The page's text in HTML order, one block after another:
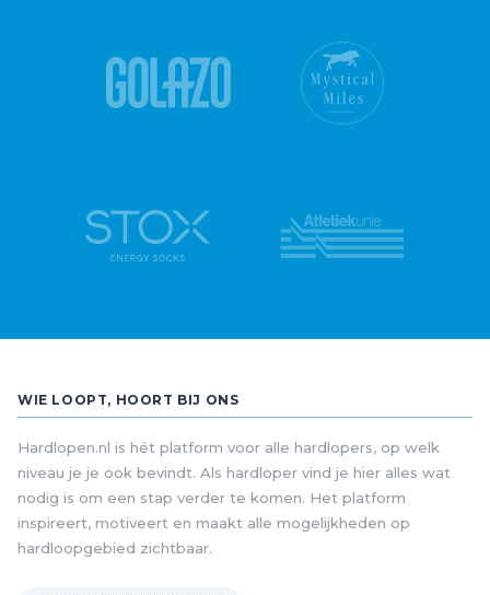
WIE LOOPT, HOORT BIJ ONS
Hardlopen.nl is hét platform voor alle hardlopers, op welk
niveau je je ook bevindt. Als hardloper vind je hier alles wat
nodig is om een stap verder te komen. Het platform
inspireert, motiveert en maakt alle mogelijkheden op
hardloopgebied zichtbaar.